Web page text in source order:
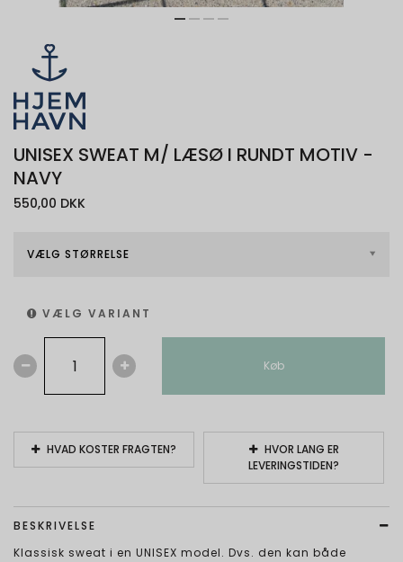
UNISEX SWEAT M/ LÆSØ I RUNDT MOTIV -
NAVY
550,00 DKK
VÆLG STØRRELSE
VÆLG VARIANT
Køb
HVAD KOSTER FRAGTEN?
HVOR LANG ER
LEVERINGSTIDEN?
BESKRIVELSE
Klassisk sweat i en UNISEX model. Dvs. den kan både